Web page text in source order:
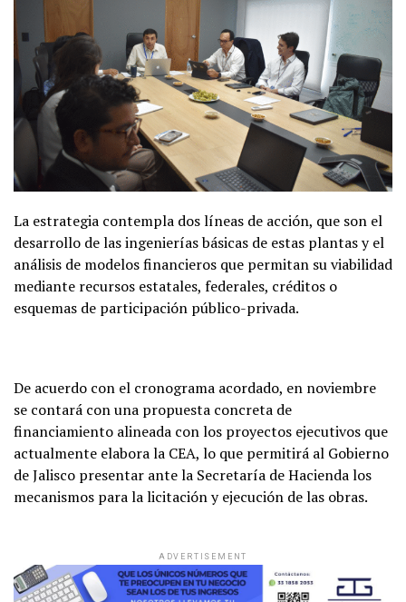
La estrategia contempla dos líneas de acción, que son el
desarrollo de las ingenierías básicas de estas plantas y el
análisis de modelos financieros que permitan su viabilidad
mediante recursos estatales, federales, créditos o
esquemas de participación público-privada.
De acuerdo con el cronograma acordado, en noviembre
se contará con una propuesta concreta de
financiamiento alineada con los proyectos ejecutivos que
actualmente elabora la CEA, lo que permitirá al Gobierno
de Jalisco presentar ante la Secretaría de Hacienda los
mecanismos para la licitación y ejecución de las obras.
ADVERTISEMENT